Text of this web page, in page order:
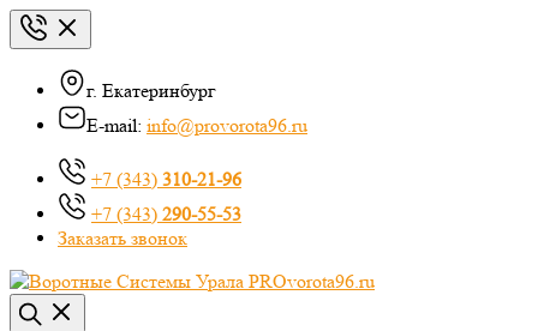
г. Екатеринбург
E-mail: info@provorota96.ru
+7 (343) 310-21-96
+7 (343) 290-55-53
Заказать звонок